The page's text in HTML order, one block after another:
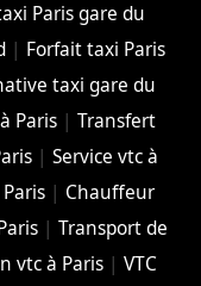
Paris gare du
| Forfait taxi Paris
taxi gare du
Paris| Transfert
|Service vtc à
| Chauffeur
|Transport de
vtc à Paris| VTC